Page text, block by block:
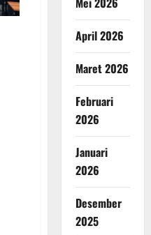
April 2026
Maret 2026
Februari
2026
Januari
2026
Desember
2025